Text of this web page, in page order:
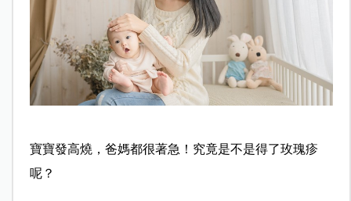
寶寶發高燒，爸媽都很著急！究竟是不是得了玫瑰疹
呢？